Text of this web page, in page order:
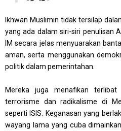
Ikhwan Muslimin tidak tersilap
yang ada dalam siri-siri penulisan
IM secara jelas menyuarakan
aman, serta menggunakan
politik dalam pemerintahan.
Mereka juga menafikan
terrorisme dan radikalisme di
seperti ISIS. Keganasan yang
wayang lama yang cuba